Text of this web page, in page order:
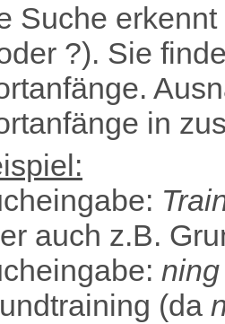
Suche
?). Sie
in
auch z.B.
ning
(da